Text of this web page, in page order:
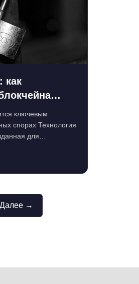
как
и
ключевым
Технология
для
Далее →